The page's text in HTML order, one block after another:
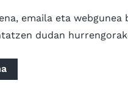
emaila eta webgunea
dudan